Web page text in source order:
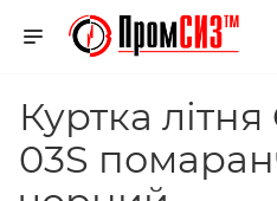
Куртка літня
03S